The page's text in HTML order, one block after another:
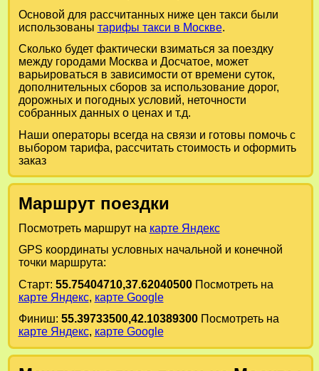
Основой для рассчитанных ниже цен такси были
использованы тарифы такси в Москве.
Сколько будет фактически взиматься за поездку
между городами Москваи Досчатое, может
варьироваться в зависимости от времени суток,
дополнительных сборов за использование дорог,
дорожных и погодных условий, неточности
собранных данных о ценах и т.д.
Наши операторы всегда на связи и готовы помочь с
выбором тарифа, рассчитать стоимость и оформить
заказ
Маршрут поездки
Посмотреть маршрут на карте Яндекс
GPS координаты условных начальной и конечной
точки маршрута:
Старт: 55.75404710,37.62040500Посмотреть на
карте Яндекс, карте Google
Финиш: 55.39733500,42.10389300Посмотреть на
карте Яндекс, карте Google